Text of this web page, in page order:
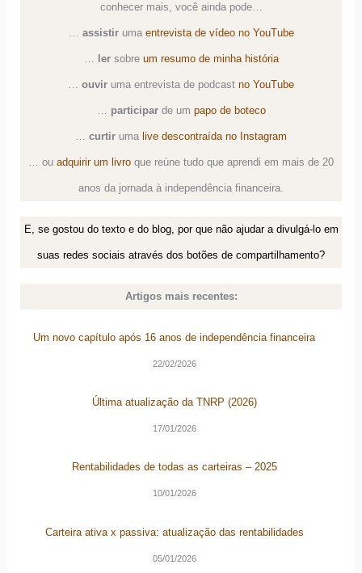
conhecer mais, você ainda pode…
… assistir uma entrevista de vídeo no YouTube
… ler sobre um resumo de minha história
… ouvir uma entrevista de podcast no YouTube
… participarde um papo de boteco
… curtir uma live descontraída no Instagram
… ou adquirir um livro que reúne tudo que aprendi em mais de 20
anos da jornada à independência financeira.
E, se gostou do texto e do blog, por que não ajudar a divulgá-lo em
suas redes sociais através dos botões de compartilhamento?
Artigos mais recentes:
Um novo capítulo após 16 anos de independência financeira
22/02/2026
Última atualização da TNRP (2026)
17/01/2026
Rentabilidades de todas as carteiras – 2025
10/01/2026
Carteira ativa x passiva: atualização das rentabilidades
05/01/2026